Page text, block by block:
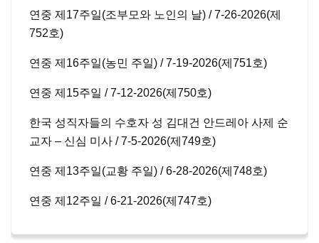
연중 제17주일(조부모와 노인의 날) / 7-26-2026(제
752호)
연중 제16주일(농민 주일) / 7-19-2026(제751호)
연중 제15주일 / 7-12-2026(제750호)
한국 성직자들의 수호자 성 김대건 안드레아 사제 순
교자 – 신심 미사 / 7-5-2026(제749호)
연중 제13주일(교황 주일) / 6-28-2026(제748호)
연중 제12주일 / 6-21-2026(제747호)